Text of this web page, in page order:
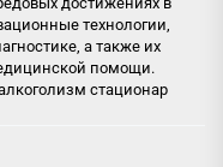
технологии,
а также их
помощи.
стационар